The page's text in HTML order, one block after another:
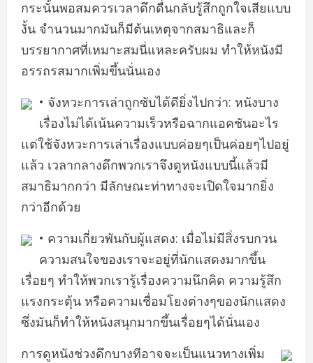
กระนั้นพอสมควรเวลาดึกดื่นกลับรู้สึกถูกใจเสียแบบ
งั้น จำนวนมากมันก็มีต้นเหตุจากสมาธิและก็
บรรยากาศที่เหมาะสมนี่แหละครับผม ทำให้หนังมี
อรรถรสมากเพิ่มขึ้นนั่นเอง
• จังหวะการเล่าถูกซับได้ดียิ่งไปกว่า: หนังบาง
เรื่องไม่ได้เน้นความเร็วหรือฉากแอคชันอะไร
แต่ใช้จังหวะการเล่าเรื่องแบบค่อยๆเป็นค่อยๆไปอยู่
แล้ว เวลากลางดึกพวกเราจึงดูหนังแบบนี้แล้วมี
สมาธิมากกว่า มีลักษณะท่าทางจะเปิดใจมากยิ่ง
กว่าอีกด้วย
• ความเกี่ยวพันกับผู้แสดง: เมื่อไม่มีสิ่งรบกวน
ความสนใจของเราจะอยู่ที่นักแสดงมากขึ้น
เรื่อยๆ ทำให้พวกเรารู้เรื่องความนึกคิด ความรู้สึก
แรงกระตุ้น หรือความเชื่อมโยงต่างๆของนักแสดง
ซึ่งมันก็ทำให้หนังสนุกมากขึ้นเรื่อยๆได้นั่นเอง
การดูหนังช่วงดึกบางทีอาจจะเป็นแนวทางเพิ่ม